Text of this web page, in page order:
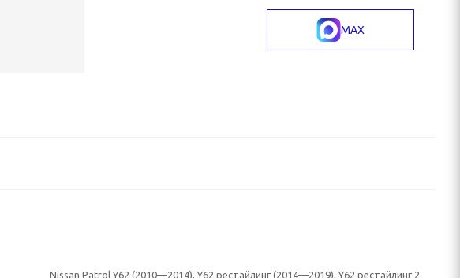
MAX
Nissan Patrol Y62 (2010—2014), Y62 рестайлинг (2014—2019), Y62 рестайлинг 2